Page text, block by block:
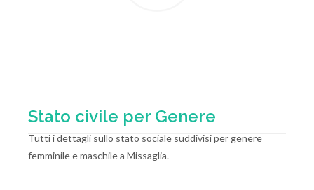
Stato civile per Genere
Tutti i dettagli sullo stato sociale suddivisi per genere
femminile e maschile a Missaglia.